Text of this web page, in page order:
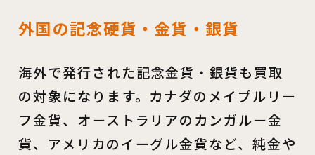
外国の記念硬貨・金貨・銀貨
海外で発行された記念金貨・銀貨も買取
の対象になります。カナダのメイプルリー
フ金貨、オーストラリアのカンガルー金
貨、アメリカのイーグル金貨など、純金や